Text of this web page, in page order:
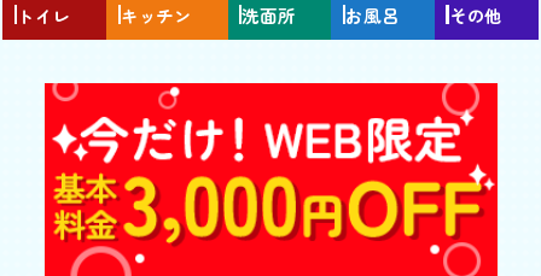
トイレ キッチン 洗面所 お風呂 その他